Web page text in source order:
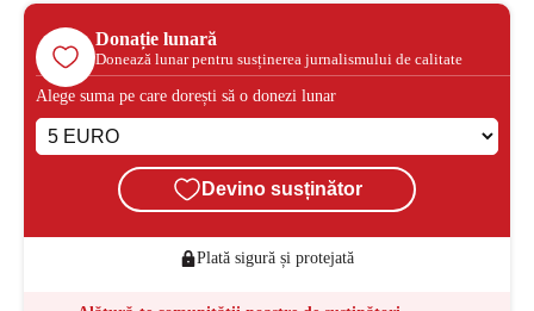
Donație lunară
Donează lunar pentru susținerea jurnalismului de calitate
Alege suma pe care dorești să o donezi lunar
Devino susținător
Plată sigură și protejată